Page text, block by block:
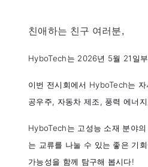
친애하는 친구 여러분,
HyboTech는 2026년 5월 21일
이번 전시회에서 HyboTech는
공우주, 자동차 제조, 풍력 에너
HyboTech는 고성능 소재 분야
는 교류를 나눌 수 있는 좋은 기
가능성을 함께 탐구해 봅시다!